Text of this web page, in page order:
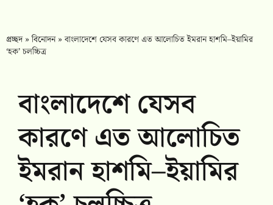
প্রচ্ছদ»বিনোদন»বাংলাদেশে যেসব কারণে এত আলোচিত ইমরান হাশমি–ইয়ামির
‘হক’ চলচ্চিত্র
বাংলাদেশে যেসব
কারণে এত আলোচিত
ইমরান হাশমি–ইয়ামির